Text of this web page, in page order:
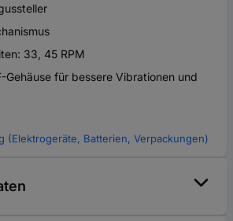
33, 45 RPM
Gehäuse für bessere Vibrationen und
(Elektrogeräte, Batterien, Verpackungen)